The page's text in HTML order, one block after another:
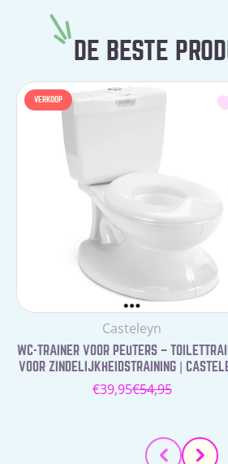
DE BESTE
VERKOOP
Leverancier:
Casteleyn
WC-TRAINER VOOR PEUTERS –
VOOR ZINDELIJKHEIDSTRAINING |
Verkoopprijs
€39,95Normale
€54,95